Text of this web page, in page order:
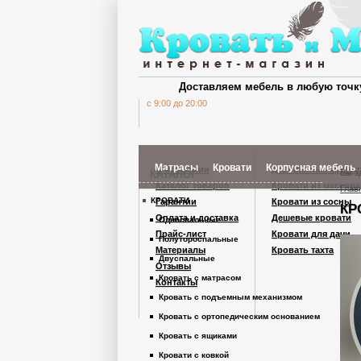
c 9:00 до 20:00
Доставляем мебель в любую
Матрасы Кровати Корпусная мебель
Шкафы Кардинал
Шкафы из дерева
Комоды
Вы
КАТАЛОГ
КРОВАТИ
Односпальные
Полутороспальные
Двуспальные
Кровать с матрасом
Кровать с подъемным механизмом
Кровать с ортопедическим основанием
Кровать с ящиками
Кровати с ковкой
О компании
Каталог товаров
Гарантии
Оплата и доставка
Прайс-лист
Материалы
Отзывы
Контакты
Деревянные
Кровати из массива
Кровати из сосны
Дешевые кровати
Кровати для дачи
Кровать тахта